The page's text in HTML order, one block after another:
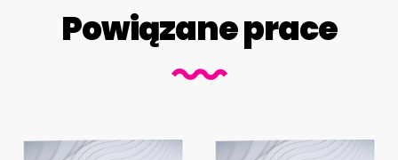
Powiązane prace